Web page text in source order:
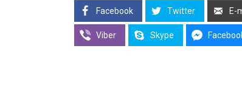
Facebook Twitter E-
Viber Skype